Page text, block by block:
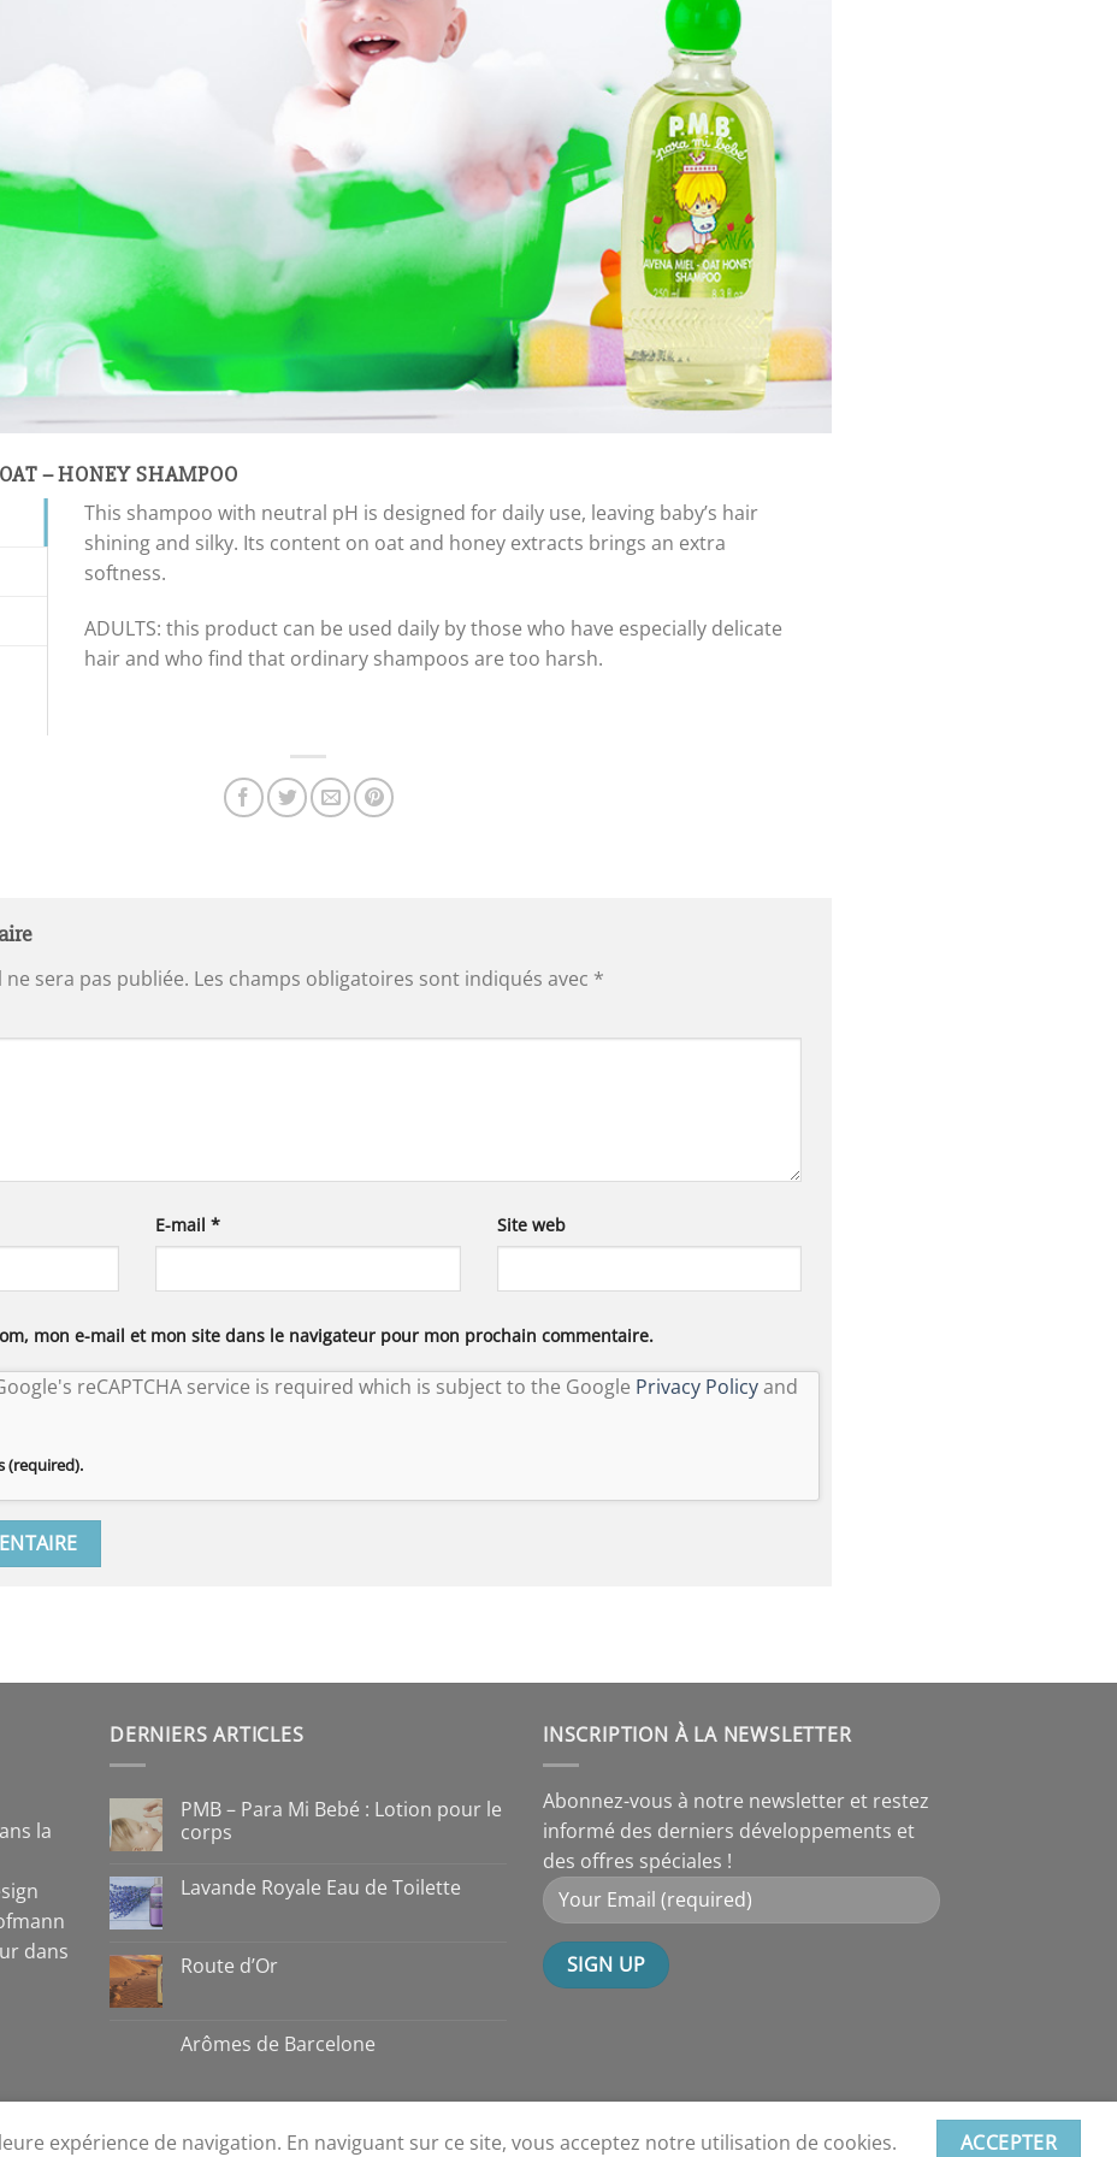
– HONEY SHAMPOO
This shampoo with neutral pH is designed for daily use, leaving baby’s hair
shining and silky. Its content on oat and honey extracts brings an extra
softness.
ADULTS: this product can be used daily by those who have especially delicate
hair and who find that ordinary shampoos are too harsh.
sera pas publiée. Les champs obligatoires sont indiqués avec *
E-mail* Site web
mon e-mail et mon site dans le navigateur pour mon prochain commentaire.
reCAPTCHA service is required which is subject to the Google Privacy Policyand
(required).
la
dans
DERNIERS ARTICLES
PMB – Para Mi Bebé : Lotion pour le
corps
Lavande Royale Eau de Toilette
Route d’Or
Arômes de Barcelone
INSCRIPTION À LA NEWSLETTER
Abonnez-vous à notre newsletter et restez
informé des derniers développements et
des offres spéciales !
expérience de navigation. En naviguant sur ce site, vous acceptez notre utilisation de cookies. ACCEPTER